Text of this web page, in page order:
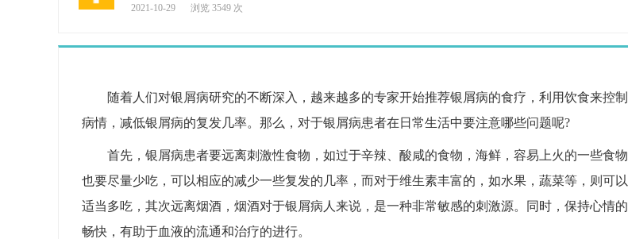
2021-10-29 浏览 3549 次
随着人们对银屑病研究的不断深入，越来越多的专家开始推荐银屑病的食疗，利用饮食来控制
病情，减低银屑病的复发几率。那么，对于银屑病患者在日常生活中要注意哪些问题呢?
首先，银屑病患者要远离刺激性食物，如过于辛辣、酸咸的食物，海鲜，容易上火的一些食物
也要尽量少吃，可以相应的减少一些复发的几率，而对于维生素丰富的，如水果，蔬菜等，则可以
适当多吃，其次远离烟酒，烟酒对于银屑病人来说，是一种非常敏感的刺激源。同时，保持心情的
畅快，有助于血液的流通和治疗的进行。